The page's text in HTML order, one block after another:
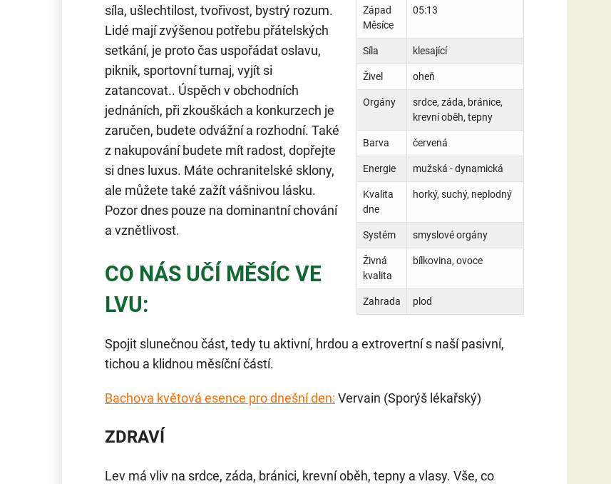
Západ
Měsíce
05:13
Síla klesající
Živel oheň
Orgány
srdce, záda, bránice,
krevní oběh, tepny
Barva červená
Energie mužská - dynamická
Kvalita
dne
horký, suchý, neplodný
Systém smyslové orgány
Živná
kvalita
bílkovina, ovoce
Zahrada plod
síla, ušlechtilost, tvořivost, bystrý rozum.
Lidé mají zvýšenou potřebu přátelských
setkání, je proto čas uspořádat oslavu,
piknik, sportovní turnaj, vyjít si
zatancovat.. Úspěch v obchodních
jednáních, při zkouškách a konkurzech je
zaručen, budete odvážní a rozhodní. Také
z nakupování budete mít radost, dopřejte
si dnes luxus. Máte ochranitelské sklony,
ale můžete také zažít vášnivou lásku.
Pozor dnes pouze na dominantní chování
a vznětlivost.
CO NÁS UČÍ MĚSÍC VE
LVU:
Spojit slunečnou část, tedy tu aktivní, hrdou a extrovertní s naší pasivní,
tichou a klidnou měsíční částí.
Bachova květová esence pro dnešní den: Vervain (Sporýš lékařský)
ZDRAVÍ
Lev má vliv na srdce, záda, bránici, krevní oběh, tepny a vlasy. Vše, co